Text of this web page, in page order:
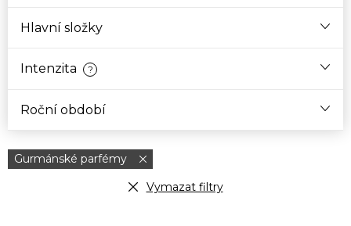
Hlavní složky
Intenzita ?
Roční období
Gurmánské parfémy
Vymazat filtry